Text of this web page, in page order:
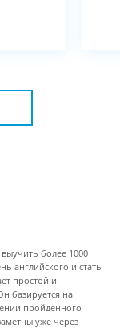
более 1000
английского и стать
простой и
базируется на
пройденного
уже через